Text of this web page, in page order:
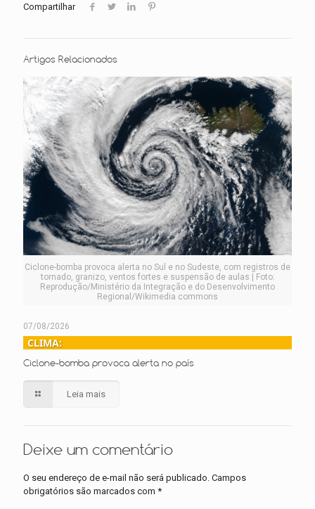
Compartilhar
Artigos Relacionados
Ciclone-bomba provoca alerta no Sul e no Sudeste, com registros de
tornado, granizo, ventos fortes e suspensão de aulas | Foto:
Reprodução/Ministério da Integração e do Desenvolvimento
Regional/Wikimedia commons
07/08/2026
CLIMA:
Ciclone-bomba provoca alerta no país
Leia mais
Deixe um comentário
O seu endereço de e-mail não será publicado. Campos
obrigatórios são marcados com *